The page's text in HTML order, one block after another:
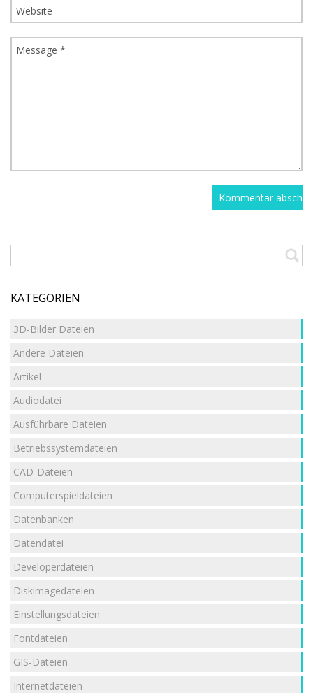
KATEGORIEN
3D-Bilder Dateien
Andere Dateien
Artikel
Audiodatei
Ausführbare Dateien
Betriebssystemdateien
CAD-Dateien
Computerspieldateien
Datenbanken
Datendatei
Developerdateien
Diskimagedateien
Einstellungsdateien
Fontdateien
GIS-Dateien
Internetdateien